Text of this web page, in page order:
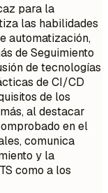
para la
las habilidades
automatización,
de Seguimiento
de tecnologías
de CI/CD
de los
al destacar
en el
comunica
y la
como a los